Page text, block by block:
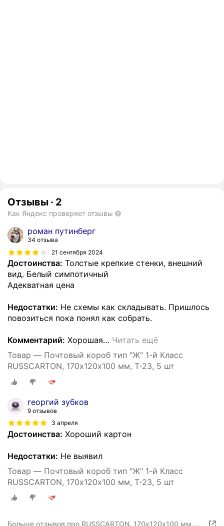
Отзывы · 2
Как Яндекс проверяет отзывы
роман путинберг
34 отзыва
21 сентября 2024
Достоинства: Толстые крепкие стенки, внешний
вид. Белый симпотичный
Адекватная цена
Недостатки: Не схемы как складывать. Пришлось
повозиться пока понял как собрать.
Комментарий: Хорошая… Читать ещё
Товар — Почтовый короб тип "Ж" 1-й Класс
RUSSCARTON, 170х120х100 мм, Т-23, 5 шт
георгий зубков
9 отзывов
3 апреля
Достоинства: Хороший картон
Недостатки: Не выявил
Товар — Почтовый короб тип "Ж" 1-й Класс
RUSSCARTON, 170х120х100 мм, Т-23, 5 шт
Больше отзывов про RUSSCARTON, 170х120х100 мм,